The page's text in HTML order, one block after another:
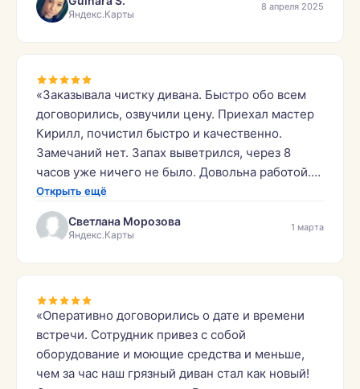
Яндекс.Карты
8 апреля 2025
«Заказывала чистку дивана. Быстро обо всем
договорились, озвучили цену. Приехал мастер
Кирилл, почистил быстро и качественно.
Замечаний нет. Запах выветрился, через 8
часов уже ничего не было. Довольна работой.
Буду рекомендовать эту фирму знакомым.»
Открыть ещё
Светлана Морозова
Яндекс.Карты
1 марта
«Оперативно договорились о дате и времени
встречи. Сотрудник привез с собой
оборудование и моющие средства и меньше,
чем за час наш грязный диван стал как новый!